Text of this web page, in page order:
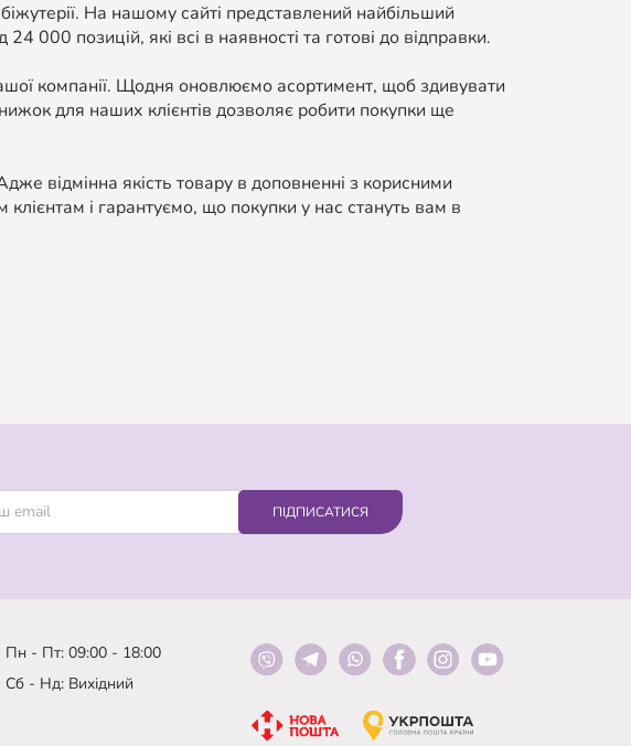
На нашому сайті представлений найбільший
000 позицій, які всі в наявності та готові до відправки.
компанії. Щодня оновлюємо асортимент, щоб здивувати
для наших клієнтів дозволяє робити покупки ще
відмінна якість товару в доповненні з корисними
і гарантуємо, що покупки у нас стануть вам в
ПІДПИСАТИСЯ
Пн - Пт: 09:00 - 18:00
Сб - Нд: Вихідний